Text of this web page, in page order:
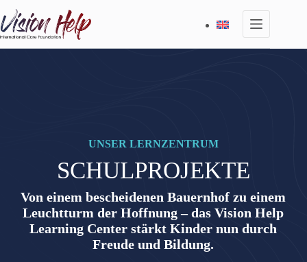
Inhalt
springen
UNSER LERNZENTRUM
SCHULPROJEKTE
Von einem bescheidenen Bauernhof zu einem
Leuchtturm der Hoffnung – das Vision Help
Learning Center stärkt Kinder nun durch
Freude und Bildung.